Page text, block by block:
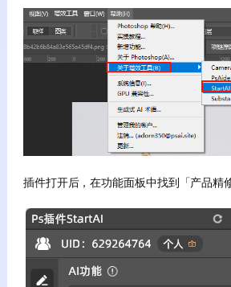
插件打开后，在功能面板中找到「产品精